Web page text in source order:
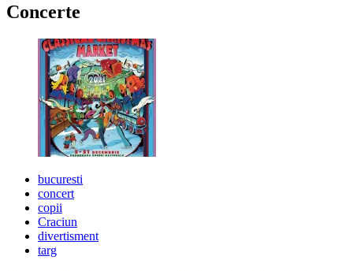
Concerte
bucuresti
concert
copii
Craciun
divertisment
targ